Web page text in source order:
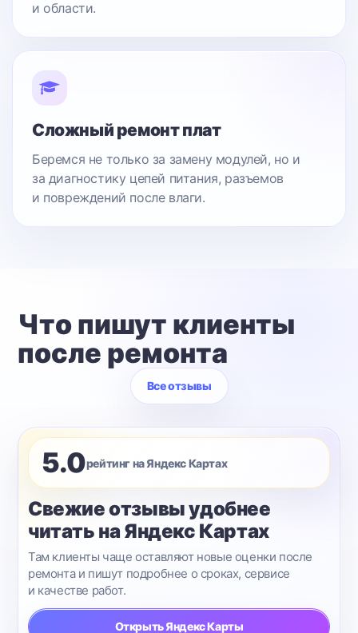
и области.
Сложный ремонт плат
Беремся не только за замену модулей, но и
за диагностику цепей питания, разъемов
и повреждений после влаги.
Что пишут клиенты
после ремонта
Все отзывы
5.0рейтинг на Яндекс Картах
Свежие отзывы удобнее
читать на Яндекс Картах
Там клиенты чаще оставляют новые оценки после
ремонта и пишут подробнее о сроках, сервисе
и качестве работ.
Открыть Яндекс Карты